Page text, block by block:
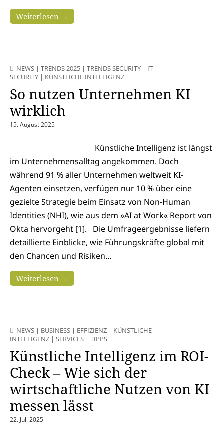
Weiterlesen →
NEWS | TRENDS 2025 | TRENDS SECURITY | IT-
SECURITY | KÜNSTLICHE INTELLIGENZ
So nutzen Unternehmen KI
wirklich
15. August 2025
Künstliche Intelligenz ist längst
im Unternehmensalltag angekommen. Doch
während 91 % aller Unternehmen weltweit KI-
Agenten einsetzen, verfügen nur 10 % über eine
gezielte Strategie beim Einsatz von Non-Human
Identities (NHI), wie aus dem »AI at Work« Report von
Okta hervorgeht [1]. Die Umfrageergebnisse liefern
detaillierte Einblicke, wie Führungskräfte global mit
den Chancen und Risiken…
Weiterlesen →
NEWS | BUSINESS | EFFIZIENZ | KÜNSTLICHE
INTELLIGENZ | SERVICES | TIPPS
Künstliche Intelligenz im ROI-
Check – Wie sich der
wirtschaftliche Nutzen von KI
messen lässt
22. Juli 2025